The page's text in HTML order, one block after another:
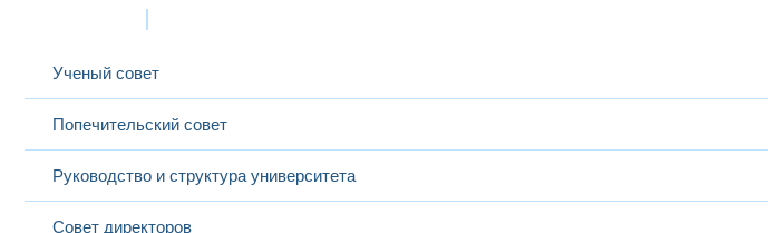
Ученый совет
Попечительский совет
Руководство и структура университета
Совет директоров